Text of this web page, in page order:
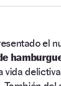
el
vida